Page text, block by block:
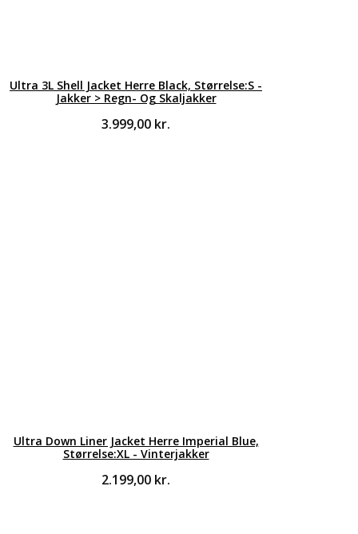
Ultra 3L Shell Jacket Herre Black, Størrelse:S -
Jakker > Regn- Og Skaljakker
3.999,00 kr.
Ultra Down Liner Jacket Herre Imperial Blue,
Størrelse:XL - Vinterjakker
2.199,00 kr.